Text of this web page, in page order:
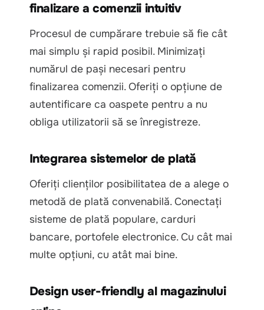
finalizare a comenzii intuitiv
Procesul de cumpărare trebuie să fie cât
mai simplu și rapid posibil. Minimizați
numărul de pași necesari pentru
finalizarea comenzii. Oferiți o opțiune de
autentificare ca oaspete pentru a nu
obliga utilizatorii să se înregistreze.
Integrarea sistemelor de plată
Oferiți clienților posibilitatea de a alege o
metodă de plată convenabilă. Conectați
sisteme de plată populare, carduri
bancare, portofele electronice. Cu cât mai
multe opțiuni, cu atât mai bine.
Design user-friendly al magazinului